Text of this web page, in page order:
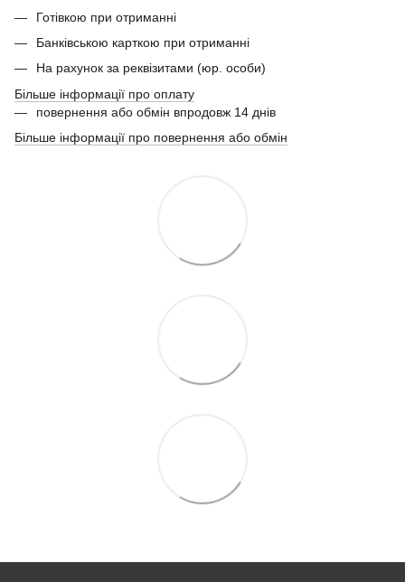
Готівкою при отриманні
Банківською карткою при отриманні
На рахунок за реквізитами (юр. особи)
Більше інформації про оплату
повернення або обмін впродовж 14 днів
Більше інформації про повернення або обмін